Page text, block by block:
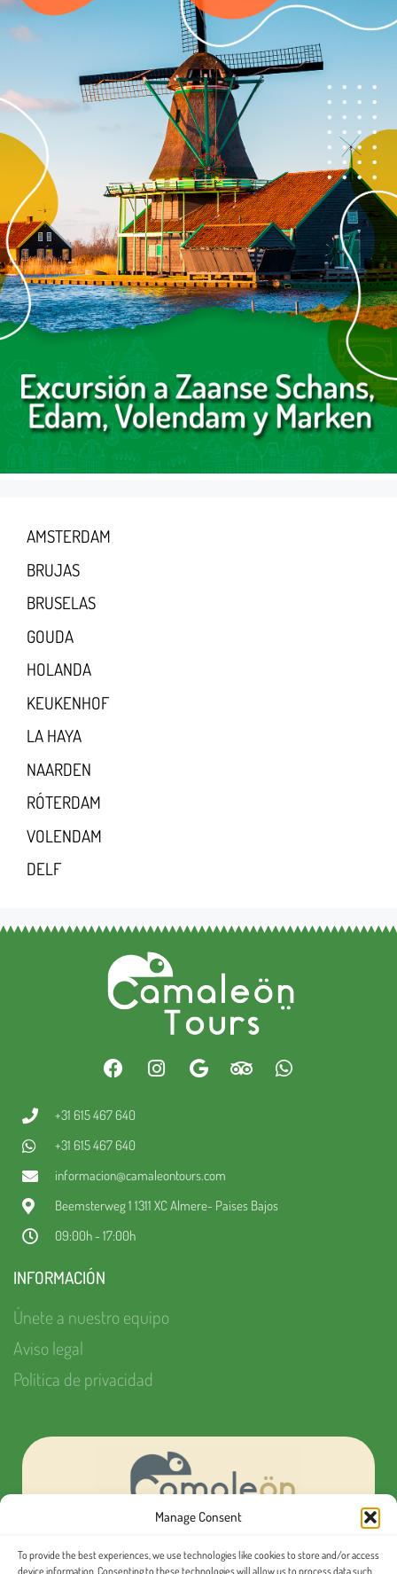
Manage Consent
To provide the best experiences, we use technologies like cookies to store and/or access
device information. Consenting to these technologies will allow us to process data such
AMSTERDAM
BRUJAS
BRUSELAS
GOUDA
HOLANDA
KEUKENHOF
LA HAYA
NAARDEN
RÓTERDAM
VOLENDAM
DELF
+31 615 467 640
+31 615 467 640
informacion@camaleontours.com
Beemsterweg 1 1311 XC Almere- Paises Bajos
09:00h - 17:00h
INFORMACIÓN
Únete a nuestro equipo
Aviso legal
Política de privacidad
¿Quieres organizar tu próximo evento MICE?